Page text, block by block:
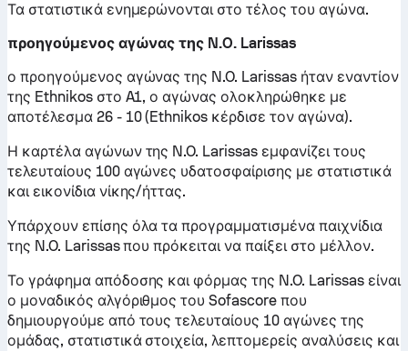
Τα στατιστικά ενημερώνονται στο τέλος του αγώνα.
προηγούμενος αγώνας της N.O. Larissas
ο προηγούμενος αγώνας της N.O. Larissas ήταν εναντίον
της Ethnikos στο A1, ο αγώνας ολοκληρώθηκε με
αποτέλεσμα 26 - 10 (Ethnikos κέρδισε τον αγώνα).
Η καρτέλα αγώνων της N.O. Larissas εμφανίζει τους
τελευταίους 100 αγώνες υδατοσφαίρισης με στατιστικά
και εικονίδια νίκης/ήττας.
Υπάρχουν επίσης όλα τα προγραμματισμένα παιχνίδια
της N.O. Larissas που πρόκειται να παίξει στο μέλλον.
Το γράφημα απόδοσης και φόρμας της N.O. Larissas είναι
ο μοναδικός αλγόριθμος του Sofascore που
δημιουργούμε από τους τελευταίους 10 αγώνες της
ομάδας, στατιστικά στοιχεία, λεπτομερείς αναλύσεις και